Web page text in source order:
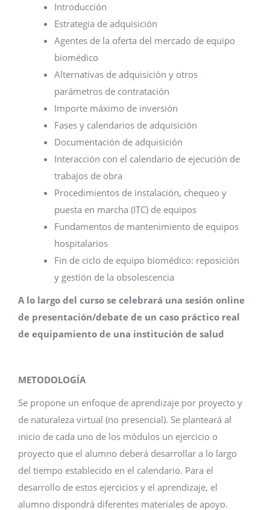
Introducción
Estrategia de adquisición
Agentes de la oferta del mercado de equipo
biomédico
Alternativas de adquisición y otros
parámetros de contratación
Importe máximo de inversión
Fases y calendarios de adquisición
Documentación de adquisición
Interacción con el calendario de ejecución de
trabajos de obra
Procedimientos de instalación, chequeo y
puesta en marcha (ITC) de equipos
Fundamentos de mantenimiento de equipos
hospitalarios
Fin de ciclo de equipo biomédico: reposición
y gestión de la obsolescencia
A lo largo del curso se celebrará una sesión online
de presentación/debate de un caso práctico real
de equipamiento de una institución de salud
METODOLOGÍA
Se propone un enfoque de aprendizaje por proyecto y
de naturaleza virtual (no presencial). Se planteará al
inicio de cada uno de los módulos un ejercicio o
proyecto que el alumno deberá desarrollar a lo largo
del tiempo establecido en el calendario. Para el
desarrollo de estos ejercicios y el aprendizaje, el
alumno dispondrá diferentes materiales de apoyo.